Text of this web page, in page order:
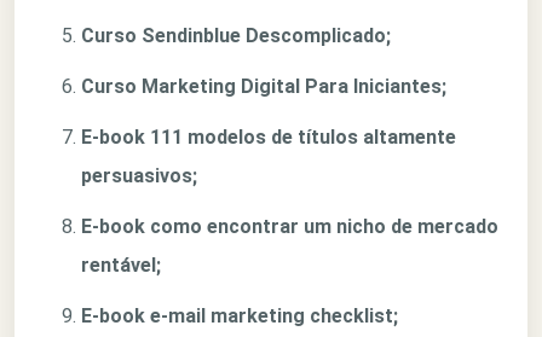
Curso Sendinblue Descomplicado;
Curso Marketing Digital Para Iniciantes;
E-book 111 modelos de títulos altamente
persuasivos;
E-book como encontrar um nicho de mercado
rentável;
E-book e-mail marketing checklist;